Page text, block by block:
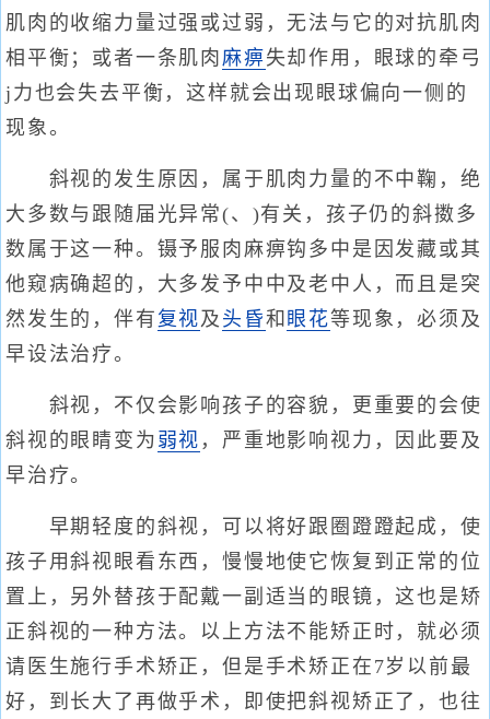
肌肉的收缩力量过强或过弱，无法与它的对抗肌肉
相平衡；或者一条肌肉麻痹 失却作用，眼球的牵弓
j力也会失去平衡，这样就会出现眼球偏向一侧的
现象。
斜视的发生原因，属于肌肉力量的不中鞠，绝
大多数与跟随届光异常(、)有关，孩子仍的斜擞多
数属于这一种。镊予服肉麻痹钩多中是因发藏或其
他窥病确超的，大多发予中中及老中人，而且是突
然发生的，伴有 复视及 头昏和 眼花等现象，必须及
早设法治疗。
斜视，不仅会影响孩子的容貌，更重要的会使
斜视的眼睛变为 弱视 ，严重地影响视力，因此要及
早治疗。
早期轻度的斜视，可以将好跟圈蹬蹬起成，使
孩子用斜视眼看东西，慢慢地使它恢复到正常的位
置上，另外替孩于配戴一副适当的眼镜，这也是矫
正斜视的一种方法。以上方法不能矫正时，就必须
请医生施行手术矫正，但是手术矫正在7岁以前最
好，到长大了再做乎术，即使把斜视矫正了，也往